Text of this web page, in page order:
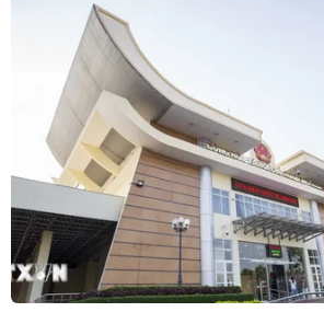
CƠ QUAN CHỦ QUẢN: THÔNG TẤN XÃ VIỆT NAM
Tổng Biên tập: TRẦN TIẾN DUẨN
Phó Tổng Biên tập: NGUYỄN THỊ
THỦY
Sở hữu trí tuệ
Quy
RSS
Hỗ trợ
Ngôn ngữ
TTXVN
Dịch vụ tin
Quảng